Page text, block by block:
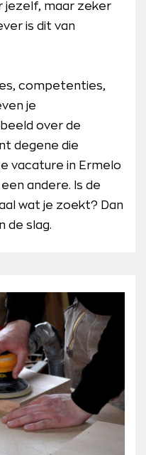
jezelf, maar zeker
is dit van
competenties,
je
over de
degene die
vacature in Ermelo
andere. Is de
wat je zoekt? Dan
de slag.